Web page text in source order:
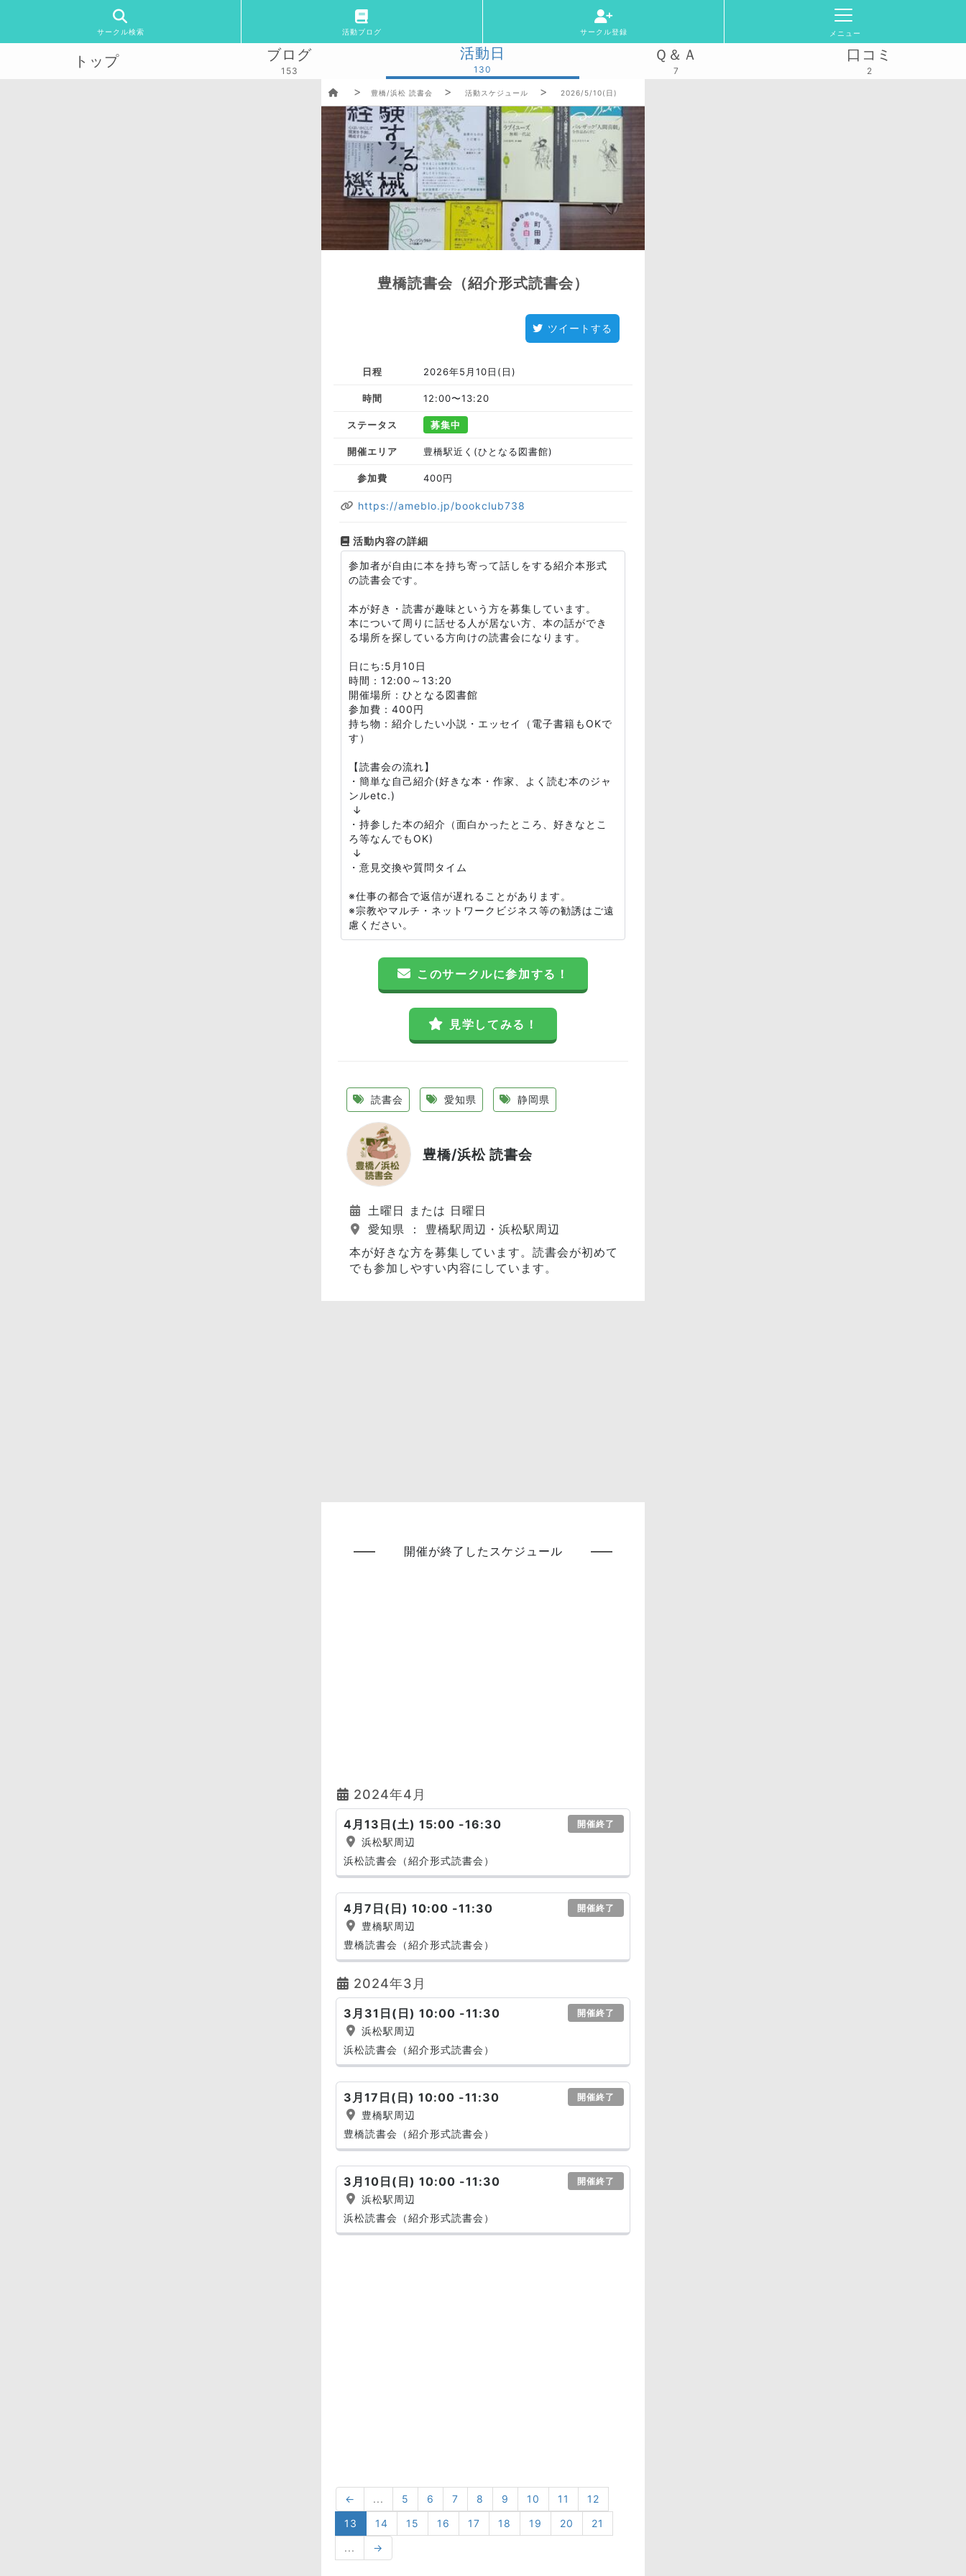
サークル検索 活動ブログ サークル登録 メニュー
トップ ブログ
153
活動日
130
Ｑ＆Ａ
7
口コミ
2
豊橋/浜松 読書会 活動スケジュール 2026/5/10(日)
豊橋読書会（紹介形式読書会）
ツイートする
日程 2026年5月10日(日)
時間 12:00〜13:20
ステータス 募集中
開催エリア 豊橋駅近く(ひとなる図書館)
参加費 400円
https://ameblo.jp/bookclub738
活動内容の詳細
参加者が自由に本を持ち寄って話しをする紹介本形式
の読書会です。
本が好き・読書が趣味という方を募集しています。
本について周りに話せる人が居ない方、本の話ができ
る場所を探している方向けの読書会になります。
日にち:5月10日
時間：12:00～13:20
開催場所：ひとなる図書館
参加費：400円
持ち物：紹介したい小説・エッセイ（電子書籍もOKで
す）
【読書会の流れ】
・簡単な自己紹介(好きな本・作家、よく読む本のジャ
ンルetc.)
↓
・持参した本の紹介（面白かったところ、好きなとこ
ろ等なんでもOK)
↓
・意見交換や質問タイム
※仕事の都合で返信が遅れることがあります。
※宗教やマルチ・ネットワークビジネス等の勧誘はご遠
慮ください。
このサークルに参加する！
見学してみる！
読書会 愛知県 静岡県
豊橋/浜松 読書会
土曜日 または 日曜日
愛知県 ： 豊橋駅周辺・浜松駅周辺
本が好きな方を募集しています。読書会が初めて
でも参加しやすい内容にしています。
開催が終了したスケジュール
2024年4月
4月13日(土) 15:00 -16:30 開催終了
浜松駅周辺
浜松読書会（紹介形式読書会）
4月7日(日) 10:00 -11:30 開催終了
豊橋駅周辺
豊橋読書会（紹介形式読書会）
2024年3月
3月31日(日) 10:00 -11:30 開催終了
浜松駅周辺
浜松読書会（紹介形式読書会）
3月17日(日) 10:00 -11:30 開催終了
豊橋駅周辺
豊橋読書会（紹介形式読書会）
3月10日(日) 10:00 -11:30 開催終了
浜松駅周辺
浜松読書会（紹介形式読書会）
← ... 5 6 7 8 9 10 11
12
13
14 15 16 17 18 19 20
21
...
→